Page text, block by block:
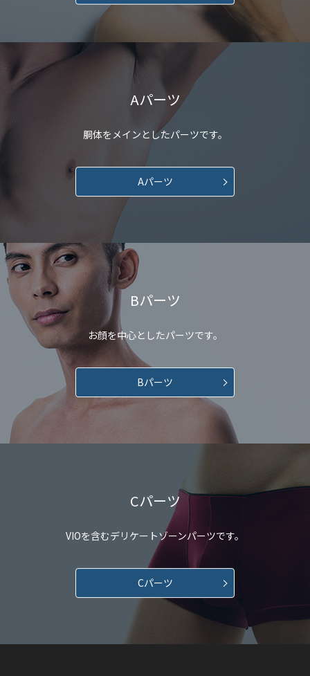
Aパーツ
胴体をメインとしたパーツです。
Aパーツ
Bパーツ
お顔を中心としたパーツです。
Bパーツ
Cパーツ
VIOを含むデリケートゾーンパーツです。
Cパーツ